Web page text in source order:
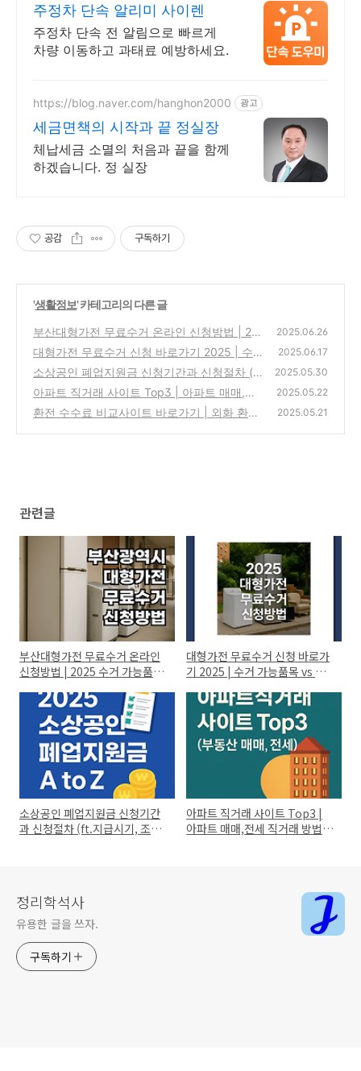
주정차 단속 알리미 사이렌
주정차 단속 전 알림으로 빠르게
차량 이동하고 과태료 예방하세요.
https://blog.naver.com/hanghon2000 광고
세금면책의 시작과 끝 정실장
체납세금 소멸의 처음과 끝을 함께
하겠습니다. 정 실장
공감 구독하기
'생활정보' 카테고리의 다른 글
부산대형가전 무료수거 온라인 신청방법 | 20
25 수거 가능품목 정리(가전O, 가구X)
(0)
2025.06.26
대형가전 무료수거 신청 바로가기 2025 | 수
거 가능품목 vs 불가품목은?
(0)
2025.06.17
소상공인 폐업지원금 신청기간과 신청절차 (f
t.지급시기, 조건, 금액, 언제?)
(0)
2025.05.30
아파트 직거래 사이트 Top3 | 아파트 매매,전
세 직거래 방법은?(추천 플랫폼)
(0)
2025.05.22
환전 수수료 비교사이트 바로가기 | 외화 환전
2025.05.21
관련글
부산대형가전 무료수거 온라인
신청방법 | 2025 수거 가능품목
대형가전 무료수거 신청 바로가
기 2025 | 수거 가능품목 vs 불
소상공인 폐업지원금 신청기간
과 신청절차 (ft.지급시기, 조건,
아파트 직거래 사이트 Top3 |
아파트 매매,전세 직거래 방법
정리학석사
유용한 글을 쓰자.
구독하기